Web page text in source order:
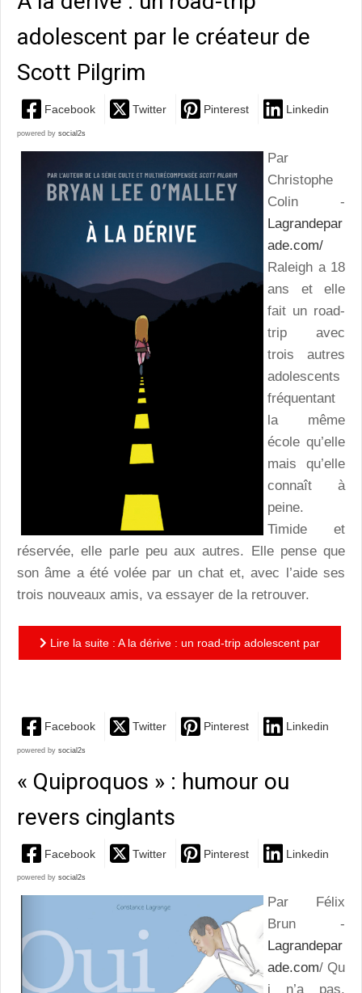
adolescent par le créateur de
Scott Pilgrim
Facebook Twitter Pinterest Linkedin
powered by social2s
Par
Christophe
Colin -
Lagrandepar
ade.com/
Raleigh a 18
ans et elle
fait un road-
trip avec
trois autres
adolescents
fréquentant
la même
école qu’elle
mais qu’elle
connaît à
peine.
Timide et
réservée, elle parle peu aux autres. Elle pense que
son âme a été volée par un chat et, avec l’aide ses
trois nouveaux amis, va essayer de la retrouver.
Lire la suite : A la dérive : un road-trip adolescent par
Facebook Twitter Pinterest Linkedin
powered by social2s
« Quiproquos » : humour ou
revers cinglants
Facebook Twitter Pinterest Linkedin
powered by social2s
Par Félix
Brun -
Lagrandepar
ade.com/ Qu
i n’a pas,